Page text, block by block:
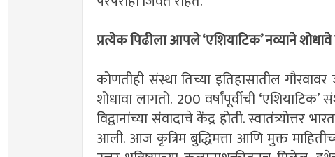
प्रत्येक पिढीला आपले ‘एशियाटिक‌’ नव्याने
कोणतीही संस्था तिच्या इतिहासातील
शोधावा लागतो. 200 वर्षांपूर्वीची ‌‘एशियाटिक‌’
विद्वानांच्या संवादाचे केंद्र होती. स्वातंत्र्योत्तर
आली. आज कृत्रिम बुद्धिमत्ता आणि मुक्त